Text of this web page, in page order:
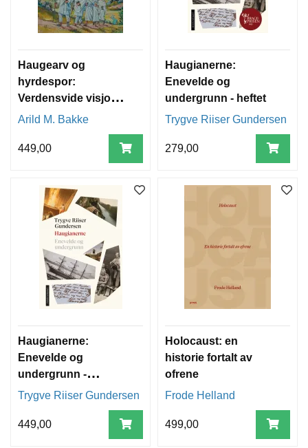
Haugearv og
hyrdespor:
Verdensvide visjoner
og verdier etter Hans
Arild M. Bakke
449,00
Haugianerne:
Enevelde og
undergrunn - heftet
Trygve Riiser Gundersen
279,00
Haugianerne:
Enevelde og
undergrunn -
innbundet
Trygve Riiser Gundersen
449,00
Holocaust: en
historie fortalt av
ofrene
Frode Helland
499,00